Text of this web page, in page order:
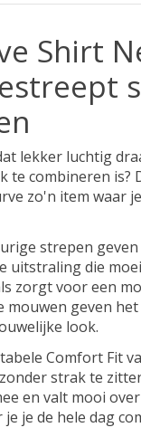
Shirt
lekker luchtig
te combineren is?
zo'n item waar
strepen
uitstraling die
zorgt voor een
mouwen geven
look.
Comfort Fit
strak te
en valt mooi
je de hele dag